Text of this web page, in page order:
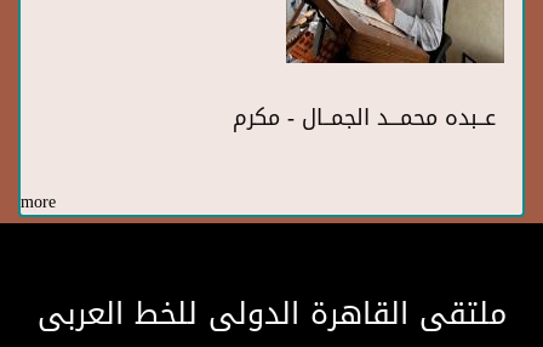
عــبده محمـــد الجمــال - مكرم
more
ملتقى القاهرة الدولى للخط العربى